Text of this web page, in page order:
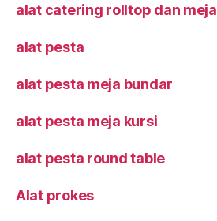
alat catering rolltop dan meja
alat pesta
alat pesta meja bundar
alat pesta meja kursi
alat pesta round table
Alat prokes